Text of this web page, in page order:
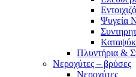
Ψυγεία
Πλυντήρια &
Νεροχύτες – βρύσες
Νεροχύτες